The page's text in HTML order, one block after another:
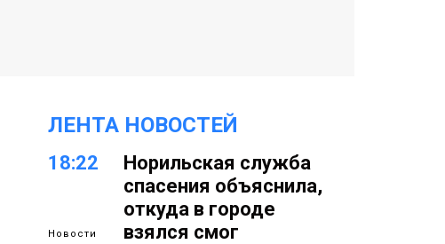
ЛЕНТА НОВОСТЕЙ
18:22
Новости
Норильская служба
спасения объяснила,
откуда в городе
взялся смог